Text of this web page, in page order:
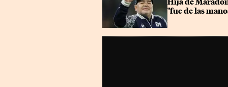
Hija de
"fue de las